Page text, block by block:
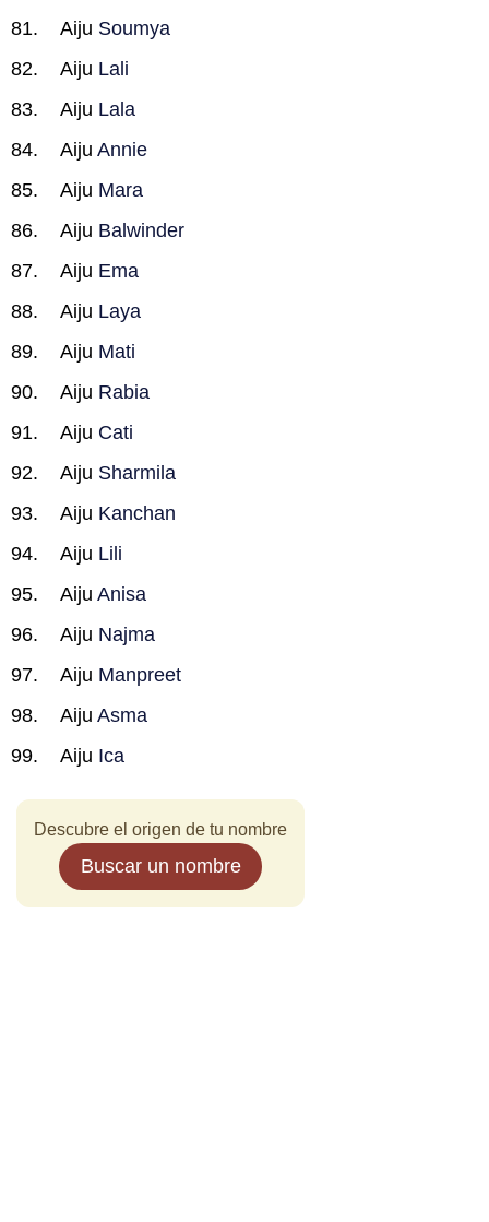
Aiju Soumya
Aiju Lali
Aiju Lala
Aiju Annie
Aiju Mara
Aiju Balwinder
Aiju Ema
Aiju Laya
Aiju Mati
Aiju Rabia
Aiju Cati
Aiju Sharmila
Aiju Kanchan
Aiju Lili
Aiju Anisa
Aiju Najma
Aiju Manpreet
Aiju Asma
Aiju Ica
Descubre el origen de tu nombre
Buscar un nombre